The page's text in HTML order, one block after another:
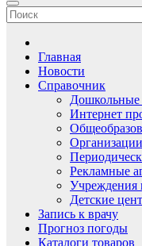
Главная
Новости
Справочник
Дошкольные
Интернет
Рекламные
Учреждения
Детские
Запись к врачу
Прогноз погоды
Каталоги товаров